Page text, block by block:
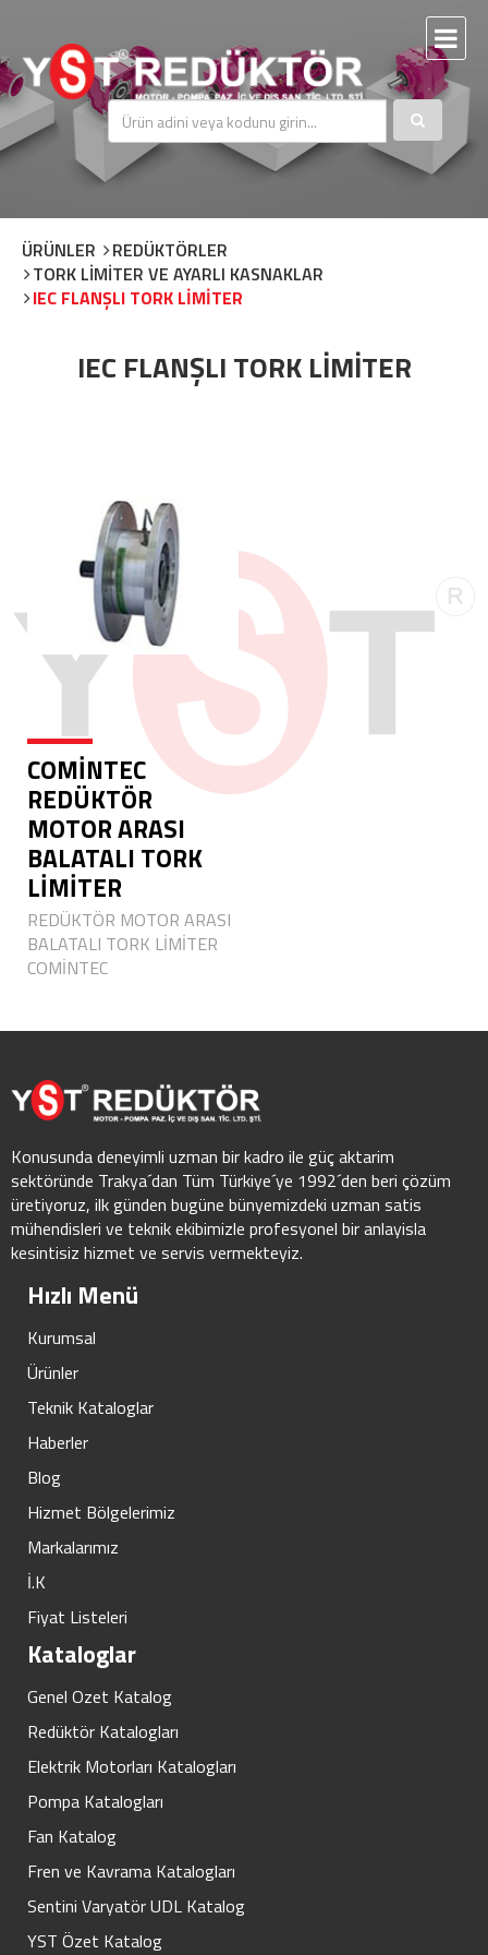
ÜRÜNLER
REDÜKTÖRLER
TORK LİMİTER VE AYARLI KASNAKLAR
IEC FLANŞLI TORK LİMİTER
IEC FLANŞLI TORK LİMİTER
COMİNTEC
REDÜKTÖR
MOTOR ARASI
BALATALI TORK
LİMİTER
REDÜKTÖR MOTOR ARASI
BALATALI TORK LİMİTER
COMİNTEC
Konusunda deneyimli uzman bir kadro ile güç aktarim
sektöründe Trakya´dan Tüm Türkiye´ye 1992´den beri çözüm
üretiyoruz, ilk günden bugüne bünyemizdeki uzman satis
mühendisleri ve teknik ekibimizle profesyonel bir anlayisla
kesintisiz hizmet ve servis vermekteyiz.
Hızlı Menü
Kurumsal
Ürünler
Teknik Kataloglar
Haberler
Blog
Hizmet Bölgelerimiz
Markalarımız
İ.K
Fiyat Listeleri
Kataloglar
Genel Ozet Katalog
Redüktör Katalogları
Elektrik Motorları Katalogları
Pompa Katalogları
Fan Katalog
Fren ve Kavrama Katalogları
Sentini Varyatör UDL Katalog
YST Özet Katalog